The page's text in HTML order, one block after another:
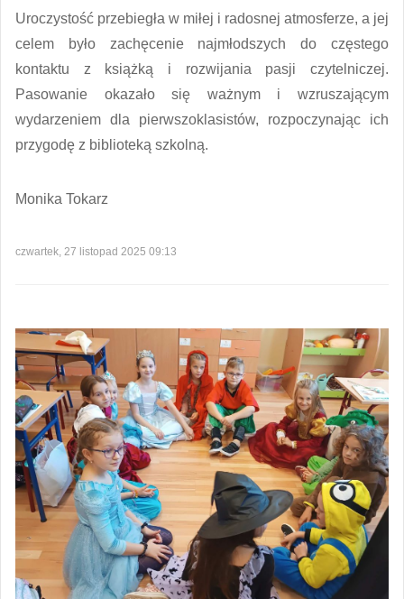
Uroczystość przebiegła w miłej i radosnej atmosferze, a jej
celem było zachęcenie najmłodszych do częstego
kontaktu z książką i rozwijania pasji czytelniczej.
Pasowanie okazało się ważnym i wzruszającym
wydarzeniem dla pierwszoklasistów, rozpoczynając ich
przygodę z biblioteką szkolną.
Monika Tokarz
czwartek, 27 listopad 2025 09:13